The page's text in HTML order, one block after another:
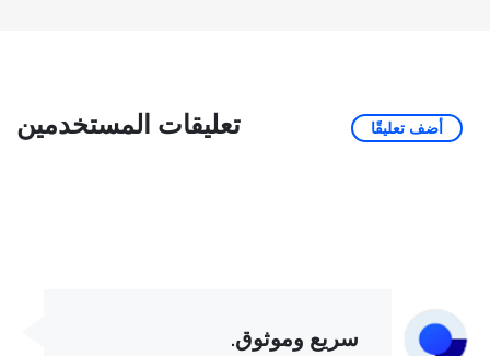
تعليقات المستخدمين أضف تعليقًا
سريع وموثوق.